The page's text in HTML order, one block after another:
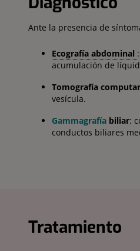
Ante la presencia de
Ecografía abdominal
acumulación de
Tomografía
vesícula.
Gammagrafía biliar:
conductos biliares
Tratamiento